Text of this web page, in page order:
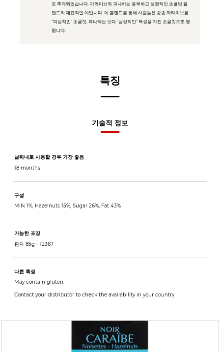
로 추가되었습니다. 까라이브와 과나하는 풍부하고 보완적인 초콜릿 블
렌드의 대표적인 예입니다. 이 블렌드를 통해 사람들은 종종 까라이브를
"여성적인" 초콜릿, 과나하는 보다 "남성적인" 특성을 가진 초콜릿으로 평
합니다.
특징
기술적 정보
날짜내로 사용할 경우 가장 좋음
18 months
구성
Milk 1%, Hazelnuts 15%, Sugar 26%, Fat 43%
가능한 포장
판자 85g - 12367
다른 특징
May contain gluten.
Contact your distributor to check the availability in your country.